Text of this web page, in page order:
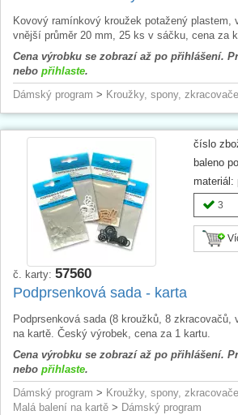
Kovový ramínkový kroužek potažený plastem,
vnější průměr 20 mm, 25 ks v sáčku, cena za
Cena výrobku se zobrazí až po přihlášení.
nebo přihlaste.
Dámský program > Kroužky, spony, zkracovače
číslo
baleno
materiál:
3
č. karty: 57560
Podprsenková sada - karta
Podprsenková sada (8 kroužků, 8 zkracovačů,
na kartě. Český výrobek, cena za 1 kartu.
Cena výrobku se zobrazí až po přihlášení.
nebo přihlaste.
Dámský program > Kroužky, spony, zkracovače
Malá balení na kartě > Dámský program